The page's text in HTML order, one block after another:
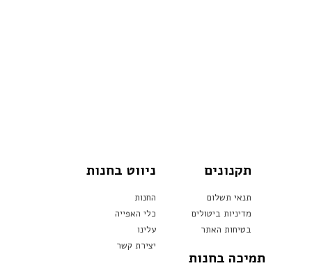
תקנונים
תנאי תשלום
מדיניות ביטולים
בטיחות האתר
ניווט בחנות
החנות
כלי האפייה
עלינו
יצירת קשר
תמיכה בחנות